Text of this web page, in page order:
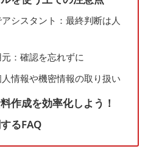
シスタント：最終判断は人
：確認を忘れずに
情報や機密情報の取り扱い
作成を効率化しよう！
るFAQ